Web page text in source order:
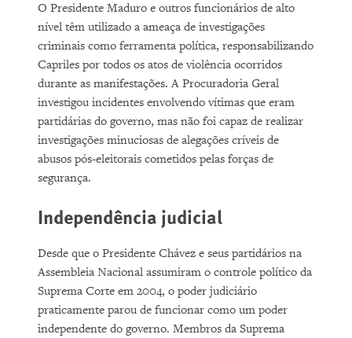
O Presidente Maduro e outros funcionários de alto
nível têm utilizado a ameaça de investigações
criminais como ferramenta política, responsabilizando
Capriles por todos os atos de violência ocorridos
durante as manifestações. A Procuradoria Geral
investigou incidentes envolvendo vítimas que eram
partidárias do governo, mas não foi capaz de realizar
investigações minuciosas de alegações críveis de
abusos pós-eleitorais cometidos pelas forças de
segurança.
Independência judicial
Desde que o Presidente Chávez e seus partidários na
Assembleia Nacional assumiram o controle político da
Suprema Corte em 2004, o poder judiciário
praticamente parou de funcionar como um poder
independente do governo. Membros da Suprema